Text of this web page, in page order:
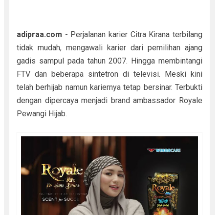
adipraa.com - Perjalanan karier Citra Kirana terbilang
tidak mudah, mengawali karier dari pemilihan ajang
gadis sampul pada tahun 2007. Hingga membintangi
FTV dan beberapa sintetron di televisi. Meski kini
telah berhijab namun kariernya tetap bersinar. Terbukti
dengan dipercaya menjadi brand ambassador Royale
Pewangi Hijab.